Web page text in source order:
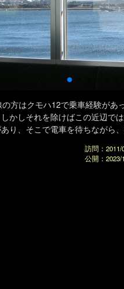
方はクモハ12で乗車経験が
かしそれを除けばこの近辺
、そこで電車を待ちながら
訪問：2011/
公開：2023/